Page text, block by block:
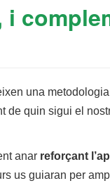
una
de quin sigui el
anar reforçant
us guiaran per